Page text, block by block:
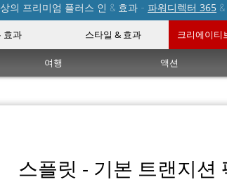
의 프리미엄 플러스 인 & 효과 - 파워디렉터 365 &
효과 스타일 & 효과 크리에이티
여행 액션
스플릿 - 기본 트랜지션